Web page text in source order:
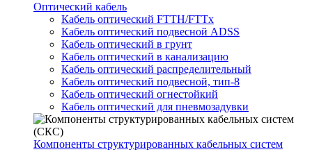
Оптический кабель
Кабель оптический FTTH/FTTx
Кабель оптический подвесной ADSS
Кабель оптический в грунт
Кабель оптический в канализацию
Кабель оптический распределительный
Кабель оптический подвесной, тип-8
Кабель оптический огнестойкий
Кабель оптический для пневмозадувки
Компоненты структурированных кабельных систем